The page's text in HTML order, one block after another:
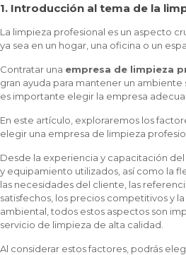
1. Introducción al tema de la
La limpieza profesional es un aspecto
ya sea en un hogar, una oficina o un
Contratar una empresa de limpieza
gran ayuda para mantener un
es importante elegir la empresa
En este artículo, exploraremos los
elegir una empresa de limpieza
Desde la experiencia y capacitación
y equipamiento utilizados, así como la
las necesidades del cliente, las
satisfechos, los precios competitivos y
ambiental, todos estos aspectos son
servicio de limpieza de alta calidad.
Al considerar estos factores, podrás